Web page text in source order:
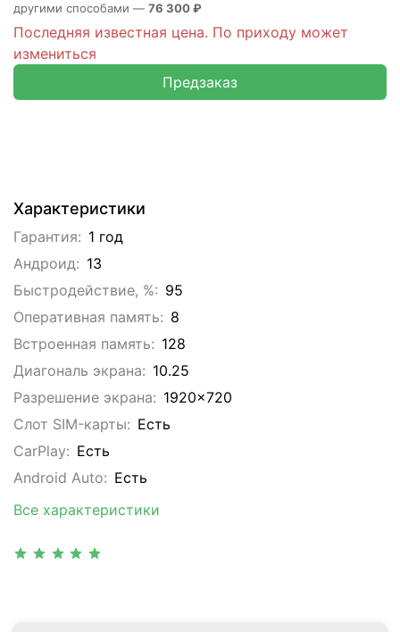
Характеристики
Гарантия: 1 год
Андроид: 13
Быстродействие, %: 95
Оперативная память: 8
Встроенная память: 128
Диагональ экрана: 10.25
Разрешение экрана: 1920x720
Слот SIM-карты: Eсть
CarPlay: Есть
Android Auto: Есть
Все характеристики
другими способами — 76 300 ₽
Последняя известная цена. По приходу может
измениться
Предзаказ